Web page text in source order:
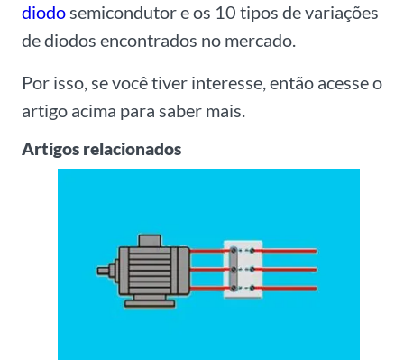
diodosemicondutor e os 10 tipos de variações
de diodos encontrados no mercado.
Por isso, se você tiver interesse, então acesse o
artigo acima para saber mais.
Artigos relacionados